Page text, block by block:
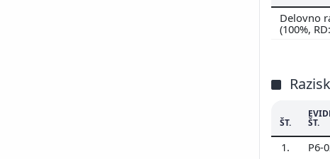
Delovno
(100%,
ŠT. ŠT.
1. P6-